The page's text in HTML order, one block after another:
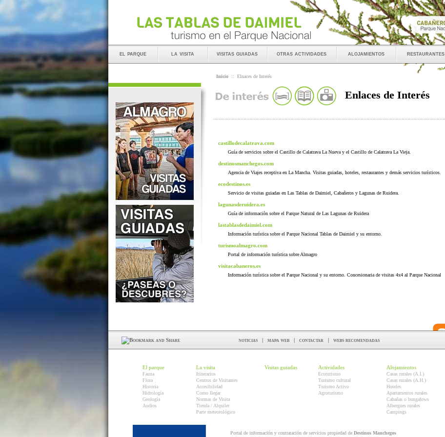
el parque la visita visitas guiadas otras actividades alojamientos restaurantes
Inicio :: Elnaces de Interés
Enlaces de Interés
castillodecalatrava.com
Guía de servicios sobre el Castillo de Calatrava La Nueva y el Castillo de Calatrava La Vieja.
destinosmanchegos.com
Agencia de Viajes receptiva en La Mancha. Visitas guiadas, hoteles, restaurantes y demás servicios turísticos.
ecodestinos.es
Servicio de visitas guiadas en Las Tablas de Daimiel, Cabañeros y Lagunas de Ruidera.
lagunasderuidera.es
Guía de información sobre el Parque Natural de Las Lagunas de Ruidera
lastablasdedaimiel.com
Información turística sobre el Parque Nacional Tablas de Daimiel y su entorno.
turismoalmagro.com
Portal de información turística sobre Almagro
visitacabaneros.es
Información turística sobre el Parque Nacional y su entorno. Concesionaria de visitas 4x4 al Parque Nacional
noticias | mapa web | contactar | webs recomendadas
El parque
Fauna
Flora
Historia
Hidrología
Geología
Audios
La visita
Itinerarios
Centros de Visitantes
Accesibilidad
Como llegar
Normas de Visita
Tienda / Alquiler
Parte meteorológico
Visitas guiadas Actividades
Ecoturismo
Turismo cultural
Turismo Activo
Agroturismo
Alojamientos
Casas rurales (A.I.)
Casas rurales (A.H.)
Hoteles
Apartamentos rurales
Cabañas o bungalows
Albergues rurales
Campings
Portal de información y contratación de servicios propiedad de Destinos Manchegos